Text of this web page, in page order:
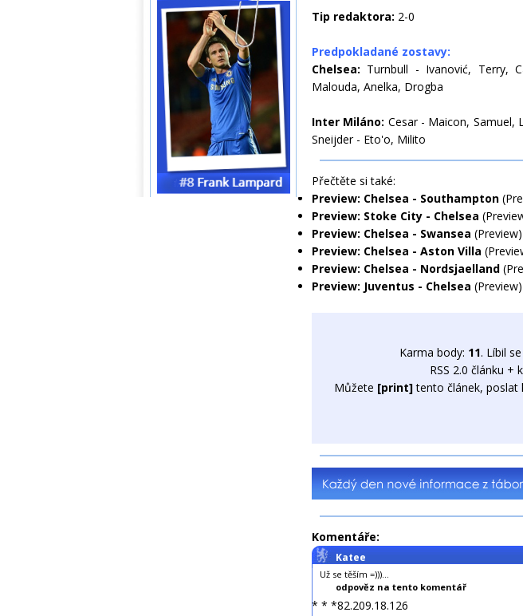
Tip redaktora: 2-0
Predpokladané zostavy:
Chelsea: Turnbull - Ivanović, Terry,
Malouda, Anelka, Drogba
Inter Miláno: Cesar - Maicon, Samuel,
Sneijder - Eto'o, Milito
Přečtěte si také:
Preview: Chelsea - Southampton
Preview: Stoke City - Chelsea
Preview: Chelsea - Swansea (Preview)
Preview: Chelsea - Aston Villa
Preview: Chelsea - Nordsjaelland
Preview: Juventus - Chelsea (Preview)
Karma body: 11. Líbil
RSS 2.0 článku +
Můžete [print]tento článek, poslat
Komentáře:
Katee
Už se těším =)))...
odpověz na tento komentář
* * *82.209.18.126